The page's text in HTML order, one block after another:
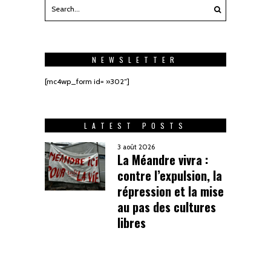
NEWSLETTER
[mc4wp_form id= »302″]
LATEST POSTS
3 août 2026
La Méandre vivra :
contre l’expulsion, la
répression et la mise
au pas des cultures
libres